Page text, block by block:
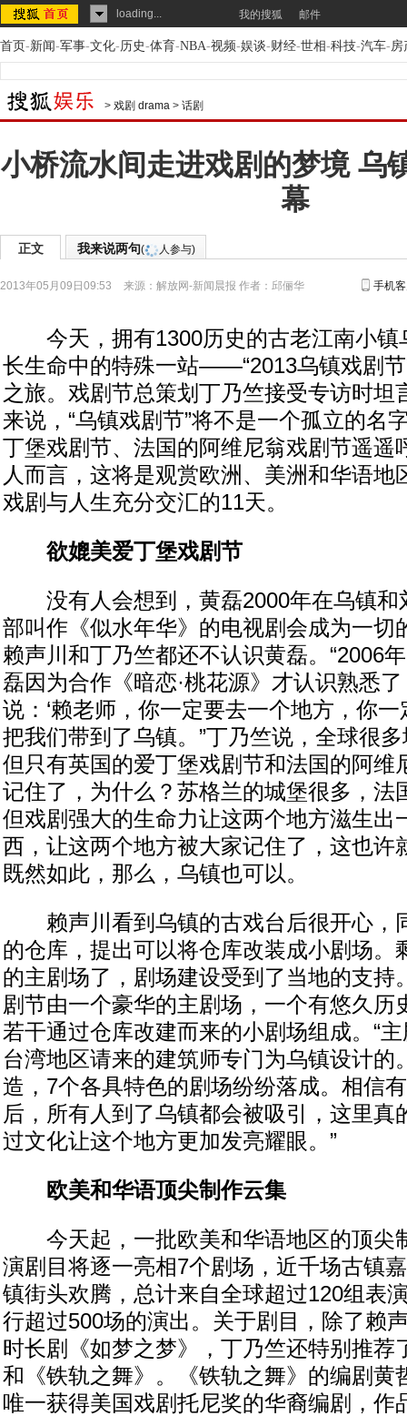
loading... 我的搜狐 邮件
首页-新闻-军事-文化-历史-体育-NBA-视频-娱谈-财经-世相-科技-汽车-房
> 戏剧 drama > 话剧
小桥流水间走进戏剧的梦境 乌
幕
正文 我来说两句( 人参与)
2013年05月09日09:53 来源： 解放网-新闻晨报 作者：邱俪华 手机
今天，拥有1300历史的古老江南小镇
长生命中的特殊一站——“2013乌镇戏剧
之旅。戏剧节总策划丁乃竺接受专访时坦
来说，“乌镇戏剧节”将不是一个孤立的名
丁堡戏剧节、法国的阿维尼翁戏剧节遥遥
人而言，这将是观赏欧洲、美洲和华语地
戏剧与人生充分交汇的11天。
欲媲美爱丁堡戏剧节
没有人会想到，黄磊2000年在乌镇和
部叫作《似水年华》的电视剧会成为一切
赖声川和丁乃竺都还不认识黄磊。“2006
磊因为合作《暗恋·桃花源》才认识熟悉
说：‘赖老师，你一定要去一个地方，你一
把我们带到了乌镇。”丁乃竺说，全球很
但只有英国的爱丁堡戏剧节和法国的阿维
记住了，为什么？苏格兰的城堡很多，法
但戏剧强大的生命力让这两个地方滋生出
西，让这两个地方被大家记住了，这也许
既然如此，那么，乌镇也可以。
赖声川看到乌镇的古戏台后很开心，
的仓库，提出可以将仓库改装成小剧场。
的主剧场了，剧场建设受到了当地的支持
剧节由一个豪华的主剧场，一个有悠久历
若干通过仓库改建而来的小剧场组成。“
台湾地区请来的建筑师专门为乌镇设计的
造，7个各具特色的剧场纷纷落成。相信
后，所有人到了乌镇都会被吸引，这里真
过文化让这个地方更加发亮耀眼。”
欧美和华语顶尖制作云集
今天起，一批欧美和华语地区的顶尖
演剧目将逐一亮相7个剧场，近千场古镇
镇街头欢腾，总计来自全球超过120组表
行超过500场的演出。关于剧目，除了赖
时长剧《如梦之梦》，丁乃竺还特别推荐
和《铁轨之舞》。《铁轨之舞》的编剧黄
唯一获得美国戏剧托尼奖的华裔编剧，作